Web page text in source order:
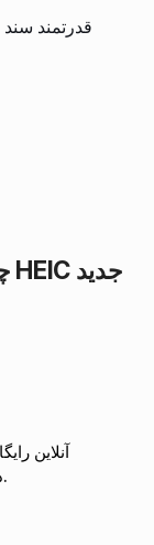
چگونه برای تمیز کردن یک فراداده HEIC جدید
در مرورگر مورد علاقه خود را.